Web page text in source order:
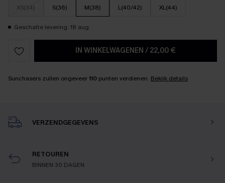
XS(34) S(36) M(38) L(40/42) XL(44)
Geschatte levering: 18 aug.
IN WINKELWAGENEN / 22,00 €
Sunchasers zullen ongeveer110 punten verdienen. Bekijk details
VERZENDGEGEVENS
RETOUREN
BINNEN 30 DAGEN